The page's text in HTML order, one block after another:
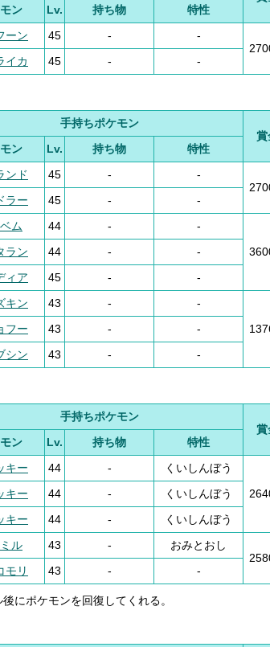
ン
Lv. 持ち物 特性
ーン 45 -
-
イカ
45 - -
手持ちポケモン
ン
Lv. 持ち物 特性
ンド 45 -
-
ラー
45 - -
ム 44 -
-
ラン 44 -
-
ィア
45 - -
キン 43 -
-
フー 43 -
-
シン
43 - -
手持ちポケモン
ン
Lv. 持ち物 特性
キー 44 -
くいしんぼう
キー 44 -
くいしんぼう
キー
44 - くいしんぼう
ル 43 -
おみとおし
モリ
43 - -
にポケモンを回復してくれる。